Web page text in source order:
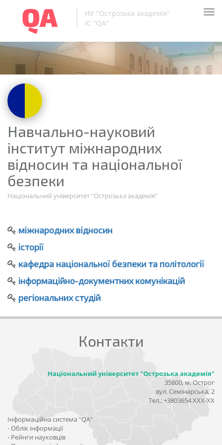
НУ "Острозька академія"
ІС "QA"
Навчально-науковий
інститут міжнародних
відносин та національної
безпеки
Національний університет "Острозька академія"
міжнародних відносин
історії
кафедра національної безпеки та політології
інформаційно-документних комунікацій
регіональних студій
Контакти
Національний університет "Острозька академія"
35800, м. Острог
вул. Семінарська, 2
Тел.: +3803654 ХХХ-ХХ
Інформаційна система "QA"
- Облік інформації
- Рейнги науковців